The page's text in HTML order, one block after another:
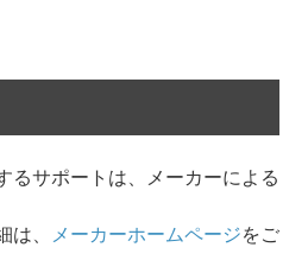
るサポートは、メーカーによる
は、
メーカーホームページをご